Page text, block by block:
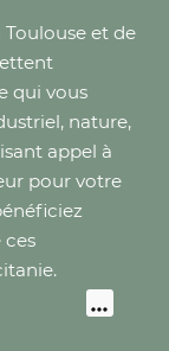
Toulouse et de
qui vous
nature,
appel à
pour votre
ces
.